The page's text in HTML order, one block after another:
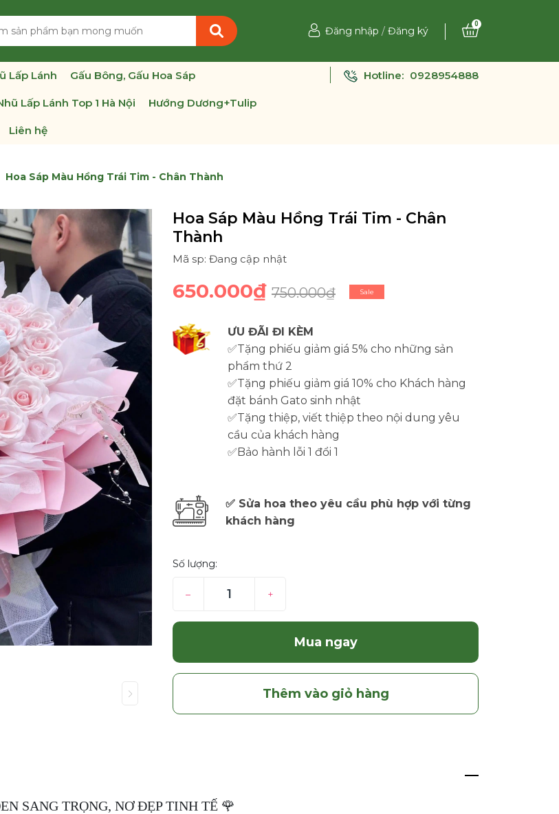
Đăng nhập / Đăng ký
0
Lấp Lánh Gấu Bông, Gấu Hoa Sáp
Lấp Lánh Top 1 Hà Nội Hướng Dương+Tulip
Liên hệ
Hotline: 0928954888
Hoa Sáp Màu Hồng Trái Tim - Chân Thành
Hoa Sáp Màu Hồng Trái Tim - Chân
Thành
Mã sp: Đang cập nhật
650.000₫ 750.000₫ Sale
ƯU ĐÃI ĐI KÈM
✅Tặng phiếu giảm giá 5% cho những sản
phẩm thứ 2
✅Tặng phiếu giảm giá 10% cho Khách hàng
đặt bánh Gato sinh nhật
✅Tặng thiệp, viết thiệp theo nội dung yêu
cầu của khách hàng
✅Bảo hành lỗi 1 đổi 1
✅ Sửa hoa theo yêu cầu phù hợp với từng
khách hàng
Số lượng:
– +
Mua ngay
Thêm vào giỏ hàng
SANG TRỌNG, NƠ ĐẸP TINH TẾ 🌹